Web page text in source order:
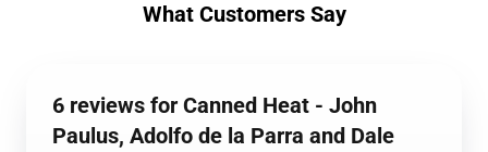
What Customers Say
6 reviews for Canned Heat - John
Paulus, Adolfo de la Parra and Dale